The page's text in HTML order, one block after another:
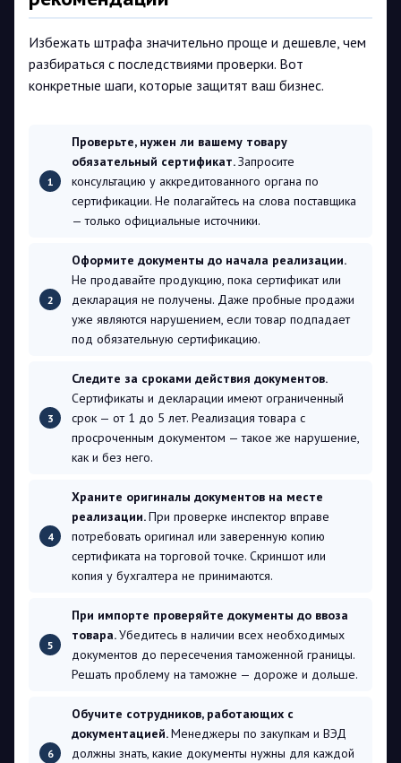
Избежать штрафа значительно проще и дешевле, чем
разбираться с последствиями проверки. Вот
конкретные шаги, которые защитят ваш бизнес.
Проверьте, нужен ли вашему товару
обязательный сертификат.Запросите
консультацию у аккредитованного органа по
сертификации. Не полагайтесь на слова поставщика
— только официальные источники.
Оформите документы до начала реализации.
Не продавайте продукцию, пока сертификат или
декларация не получены. Даже пробные продажи
уже являются нарушением, если товар подпадает
под обязательную сертификацию.
Следите за сроками действия документов.
Сертификаты и декларации имеют ограниченный
срок — от 1 до 5 лет. Реализация товара с
просроченным документом — такое же нарушение,
как и без него.
Храните оригиналы документов на месте
реализации.При проверке инспектор вправе
потребовать оригинал или заверенную копию
сертификата на торговой точке. Скриншот или
копия у бухгалтера не принимаются.
При импорте проверяйте документы до ввоза
товара.Убедитесь в наличии всех необходимых
документов до пересечения таможенной границы.
Решать проблему на таможне — дороже и дольше.
Обучите сотрудников, работающих с
документацией.Менеджеры по закупкам и ВЭД
должны знать, какие документы нужны для каждой